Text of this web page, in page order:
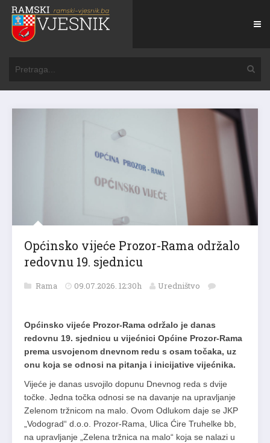
Općinsko vijeće Prozor-Rama održalo
redovnu 19. sjednicu
Rama 09.07.2026. 12:30h Uredništvo
Općinsko vijeće Prozor-Rama održalo je danas
redovnu 19. sjednicu u vijećnici Općine Prozor-Rama
prema usvojenom dnevnom redu s osam točaka, uz
onu koja se odnosi na pitanja i inicijative vijećnika.
Vijeće je danas usvojilo dopunu Dnevnog reda s dvije
točke. Jedna točka odnosi se na davanje na upravljanje
Zelenom tržnicom na malo. Ovom Odlukom daje se JKP
„Vodograd“ d.o.o. Prozor-Rama, Ulica Ćire Truhelke bb,
na upravljanje „Zelena tržnica na malo“ koja se nalazi u